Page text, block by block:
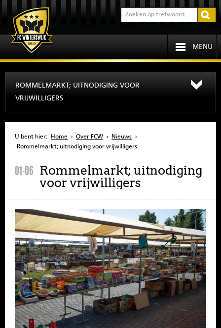
MENU
SPONSOREN
CONTACT
MENU
ROMMELMARKT; UITNODIGING VOOR
VRIJWILLIGERS
U bent hier: Home › Over FCW › Nieuws ›
Rommelmarkt; uitnodiging voor vrijwilligers
01-06 Rommelmarkt; uitnodiging
voor vrijwilligers